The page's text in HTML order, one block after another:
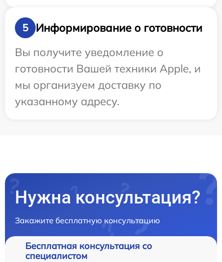
5
Информирование о готовности
Вы получите уведомление о
готовности Вашей техники Apple, и
мы организуем доставку по
указанному адресу.
Нужна консультация?
Закажите бесплатную консультацию
Бесплатная консультация со
специалистом